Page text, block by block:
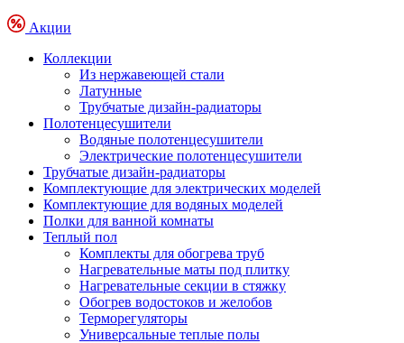
Акции
Коллекции
Из нержавеющей стали
Латунные
Трубчатые дизайн-радиаторы
Полотенцесушители
Водяные полотенцесушители
Электрические полотенцесушители
Трубчатые дизайн-радиаторы
Комплектующие для электрических моделей
Комплектующие для водяных моделей
Полки для ванной комнаты
Теплый пол
Комплекты для обогрева труб
Нагревательные маты под плитку
Нагревательные секции в стяжку
Обогрев водостоков и желобов
Терморегуляторы
Универсальные теплые полы